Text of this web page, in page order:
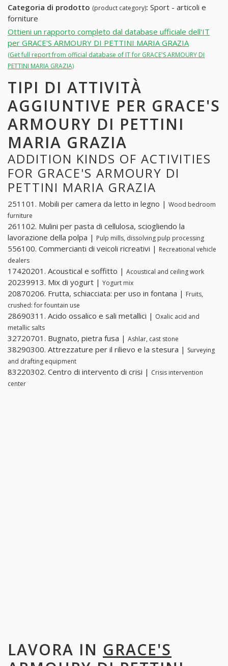
Categoria di prodotto (product category): Sport - articoli e
forniture
Ottieni un rapporto completo dal database ufficiale dell'IT
per GRACE'S ARMOURY DI PETTINI MARIA GRAZIA
(Get full report from official database of IT for GRACE'S ARMOURY DI
PETTINI MARIA GRAZIA)
TIPI DI ATTIVITÀ
AGGIUNTIVE PER GRACE'S
ARMOURY DI PETTINI
MARIA GRAZIA
ADDITION KINDS OF ACTIVITIES
FOR GRACE'S ARMOURY DI
PETTINI MARIA GRAZIA
251101. Mobili per camera da letto in legno | Wood bedroom
furniture
261102. Mulini per pasta di cellulosa, sciogliendo la
lavorazione della polpa | Pulp mills, dissolving pulp processing
556100. Commercianti di veicoli ricreativi | Recreational vehicle
dealers
17420201. Acoustical e soffitto | Acoustical and ceiling work
20239913. Mix di yogurt | Yogurt mix
20870206. Frutta, schiacciata: per uso in fontana | Fruits,
crushed: for fountain use
28690311. Acido ossalico e sali metallici | Oxalic acid and
metallic salts
32720701. Bugnato, pietra fusa | Ashlar, cast stone
38290300. Attrezzature per il rilievo e la stesura | Surveying
and drafting equipment
83220302. Centro di intervento di crisi | Crisis intervention
center
LAVORA IN GRACE'S